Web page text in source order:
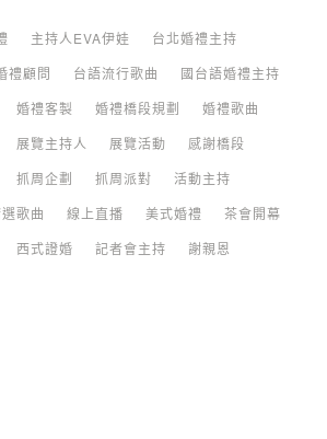
主持人EVA伊娃
台北婚禮主持
禮顧問 台語流行歌曲
國台語婚禮主持
婚禮客製 婚禮橋段規劃
婚禮歌曲
展覽主持人 展覽活動
感謝橋段
抓周企劃 抓周派對
活動主持
歌曲 線上直播 美式婚禮
茶會開幕
西式證婚 記者會主持
謝親恩